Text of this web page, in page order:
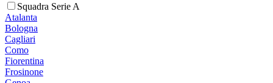
Squadra Serie A
Atalanta
Bologna
Cagliari
Como
Fiorentina
Frosinone